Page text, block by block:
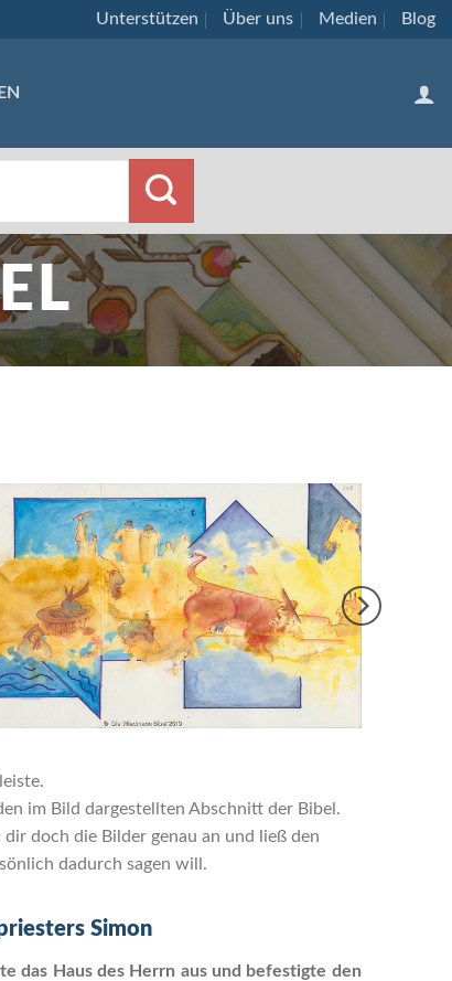
Unterstützen Über uns Medien Blog
im Bild dargestellten Abschnitt der Bibel.
doch die Bilder genau an und ließ den
dadurch sagen will.
Simon
das Haus des Herrn aus und befestigte den